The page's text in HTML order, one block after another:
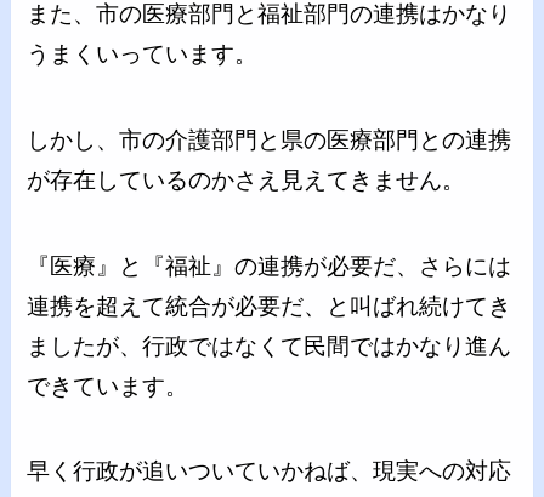
また、市の医療部門と福祉部門の連携はかなり
うまくいっています。
しかし、市の介護部門と県の医療部門との連携
が存在しているのかさえ見えてきません。
『医療』と『福祉』の連携が必要だ、さらには
連携を超えて統合が必要だ、と叫ばれ続けてき
ましたが、行政ではなくて民間ではかなり進ん
できています。
早く行政が追いついていかねば、現実への対応